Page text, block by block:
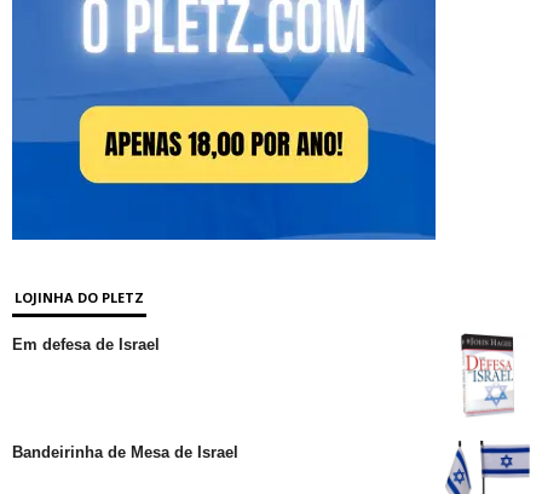
LOJINHA DO PLETZ
Em defesa de Israel
Bandeirinha de Mesa de Israel